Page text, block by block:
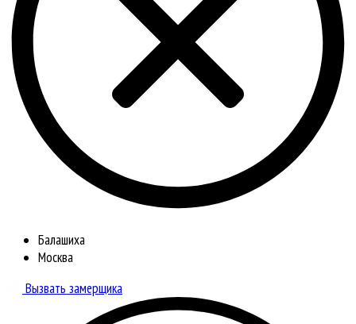
Балашиха
Москва
Вызвать замерщика